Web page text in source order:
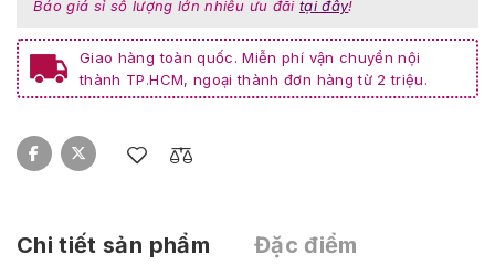
Báo giá sỉ số lượng lớn nhiều ưu đãi tại đây!
Giao hàng toàn quốc. Miễn phí vận chuyển nội
thành TP.HCM, ngoại thành đơn hàng từ 2 triệu.
Chi tiết sản phẩm Đặc điểm